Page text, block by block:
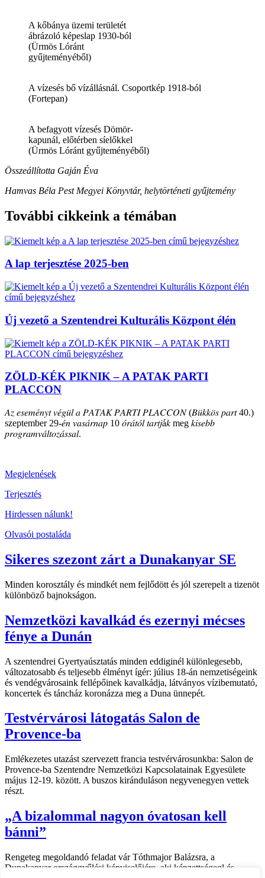
A kőbánya üzemi területét
ábrázoló képeslap 1930-ból
(Ürmös Lóránt
gyűjteményéből)
A vízesés bő vízállásnál. Csoportkép 1918-ból
(Fortepan)
A befagyott vízesés Dömör-
kapunál, előtérben síelőkkel
(Ürmös Lóránt gyűjteményéből)
Összeállította Gaján Éva
Hamvas Béla Pest Megyei Könyvtár, helytörténeti gyűjtemény
További cikkeink a témában
A lap terjesztése 2025-ben
Új vezető a Szentendrei Kulturális Központ élén
ZÖLD-KÉK PIKNIK – A PATAK PARTI
PLACCON
𝐴𝑧 𝑒𝑠𝑒𝑚𝑒́𝑛𝑦𝑡 𝑣𝑒́𝑔𝑢̈𝑙 𝑎 𝑃𝐴𝑇𝐴𝐾 𝑃𝐴𝑅𝑇𝐼 𝑃𝐿𝐴𝐶𝐶𝑂𝑁 (𝐵𝑢̈𝑘𝑘𝑜̈𝑠 𝑝𝑎𝑟𝑡 40.)
szeptember 29-𝑒́𝑛 𝑣𝑎𝑠𝑎́𝑟𝑛𝑎𝑝 10 𝑜́𝑟𝑎́𝑡𝑜́𝑙 𝑡𝑎𝑟𝑡𝑗á𝑘 meg 𝑘𝑖𝑠𝑒𝑏𝑏
𝑝𝑟𝑜𝑔𝑟𝑎𝑚𝑣𝑎́𝑙𝑡𝑜𝑧𝑎́𝑠𝑠𝑎𝑙.
Megjelenések
Terjesztés
Hirdessen nálunk!
Olvasói postaláda
Sikeres szezont zárt a Dunakanyar SE
Minden korosztály és mindkét nem fejlődött és jól szerepelt a tizenöt
különböző bajnokságon.
Nemzetközi kavalkád és ezernyi mécses
fénye a Dunán
A szentendrei Gyertyaúsztatás minden eddiginél különlegesebb,
változatosabb és teljesebb élményt ígér: július 18-án nemzetiségeink
és vendégvárosaink fellépőinek kavalkádja, látványos vízibemutató,
koncertek és táncház koronázza meg a Duna ünnepét.
Testvérvárosi látogatás Salon de
Provence-ba
Emlékezetes utazást szervezett francia testvérvárosunkba: Salon de
Provence-ba Szentendre Nemzetközi Kapcsolatainak Egyesülete
május 12-19. között. A buszos kiránduláson negyvenegyen vettek
részt.
„A bizalommal nagyon óvatosan kell
bánni”
Rengeteg megoldandó feladat vár Tóthmajor Balázsra, a
Dunakanyar országgyűlési képviselőjére, aki képzettségegl és